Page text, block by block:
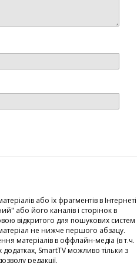
або їх фрагментів в Інтернеті
або його каналів і сторінок в
відкритого для пошукових систем
не нижче першого абзацу.
матеріалів в оффлайн-медіа (в т.ч.
SmartTV можливо тільки з
редакції.